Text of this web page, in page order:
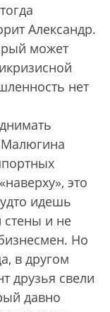
Александр.
может
нет
это
идешь
стены и не
Но
в другом
друзья свели
давно